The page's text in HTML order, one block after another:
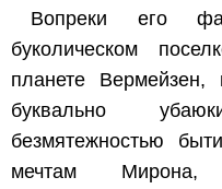
Вопреки его
буколическом
планете
буквально
безмятежностью
мечтам Мирона,